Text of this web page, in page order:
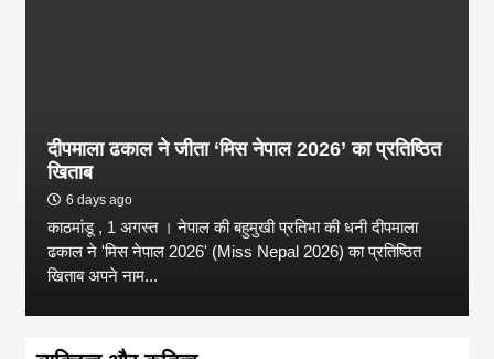
दीपमाला ढकाल ने जीता ‘मिस नेपाल 2026’ का प्रतिष्ठित
खिताब
6 days ago
काठमांडू , 1 अगस्त । नेपाल की बहुमुखी प्रतिभा की धनी दीपमाला
ढकाल ने 'मिस नेपाल 2026' (Miss Nepal 2026) का प्रतिष्ठित
खिताब अपने नाम...